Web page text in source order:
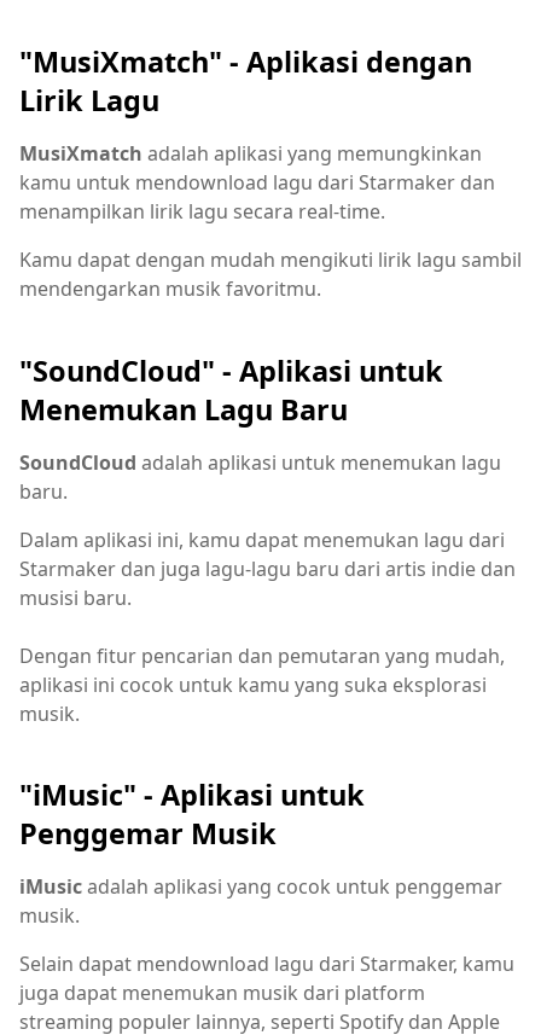
"MusiXmatch" - Aplikasi dengan
Lirik Lagu
MusiXmatch adalah aplikasi yang memungkinkan
kamu untuk mendownload lagu dari Starmaker dan
menampilkan lirik lagu secara real-time.
Kamu dapat dengan mudah mengikuti lirik lagu sambil
mendengarkan musik favoritmu.
"SoundCloud" - Aplikasi untuk
Menemukan Lagu Baru
SoundCloud adalah aplikasi untuk menemukan lagu
baru.
Dalam aplikasi ini, kamu dapat menemukan lagu dari
Starmaker dan juga lagu-lagu baru dari artis indie dan
musisi baru.
Dengan fitur pencarian dan pemutaran yang mudah,
aplikasi ini cocok untuk kamu yang suka eksplorasi
musik.
"iMusic" - Aplikasi untuk
Penggemar Musik
iMusicadalah aplikasi yang cocok untuk penggemar
musik.
Selain dapat mendownload lagu dari Starmaker, kamu
juga dapat menemukan musik dari platform
streaming populer lainnya, seperti Spotify dan Apple